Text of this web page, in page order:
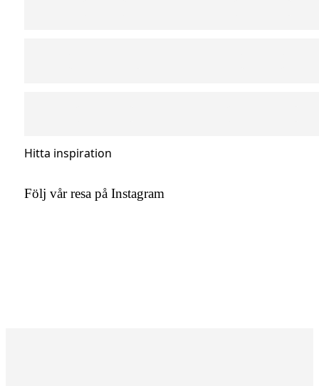
Hitta inspiration
Följ vår resa på Instagram